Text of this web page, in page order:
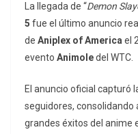
La llegada de “Demon
5 fue el último anuncio
de Aniplex of America el
evento Animoledel WTC.
El anuncio oficial capturó
seguidores, consolidando
grandes éxitos del anime